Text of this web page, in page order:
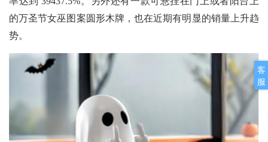
客
服
的万圣节女巫图案圆形木牌，也在近期有明显的销量上升趋
势。